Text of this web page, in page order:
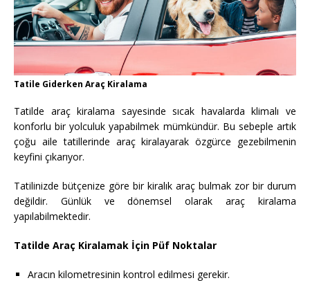
Tatile Giderken Araç Kiralama
Tatilde araç kiralama sayesinde sıcak havalarda klimalı ve
konforlu bir yolculuk yapabilmek mümkündür. Bu sebeple artık
çoğu aile tatillerinde araç kiralayarak özgürce gezebilmenin
keyfini çıkarıyor.
Tatilinizde bütçenize göre bir kiralık araç bulmak zor bir durum
değildir. Günlük ve dönemsel olarak araç kiralama
yapılabilmektedir.
Tatilde Araç Kiralamak İçin Püf Noktalar
Aracın kilometresinin kontrol edilmesi gerekir.